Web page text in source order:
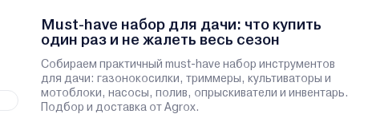
Must-have набор для дачи: что купить
один раз и не жалеть весь сезон
Собираем практичный must-have набор инструментов
для дачи: газонокосилки, триммеры, культиваторы и
мотоблоки, насосы, полив, опрыскиватели и инвентарь.
Подбор и доставка от Agrox.